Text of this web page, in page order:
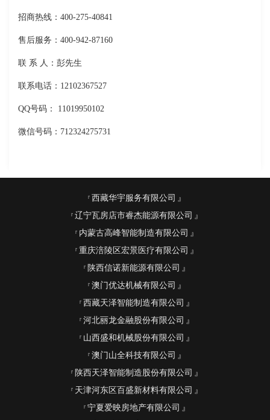
招商热线：400-275-40841
售后服务：400-942-87160
联 系 人：彭先生
联系电话：12102367527
QQ号码： 11019950102
微信号码：712324275731
西藏华宇服务有限公司
辽宁瓦房店市睿杰能源有限公司
内蒙古高峰智能制造有限公司
重庆涪陵区宏景医疗有限公司
陕西信诺新能源有限公司
澳门优达机械有限公司
西藏天泽智能制造有限公司
河北丽龙金融股份有限公司
山西盛和机械股份有限公司
澳门山全科技有限公司
陕西天泽智能制造股份有限公司
天津河东区百盛新材料有限公司
宁夏爱映房地产有限公司